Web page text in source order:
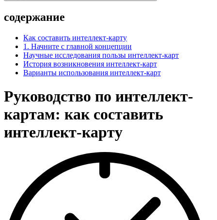
содержание
Как составить интеллект-карту
1. Начните с главной концепции
Научные исследования пользы интеллект-карт
История возникновения интеллект-карт
Варианты использования интеллект-карт
Руководство по интеллект-
картам: как составить
интеллект-карту